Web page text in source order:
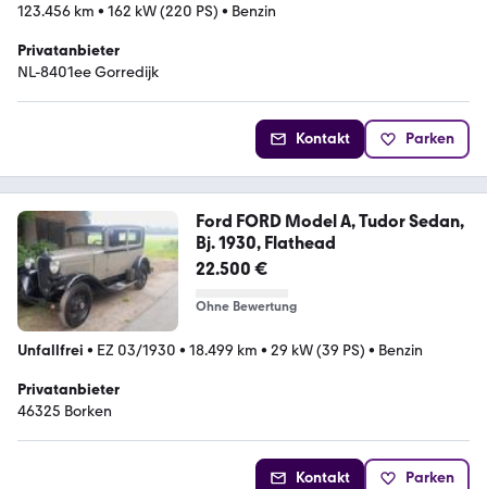
123.456 km • 162 kW (220 PS) • Benzin
Privatanbieter
NL-8401ee Gorredijk
Kontakt Parken
Ford FORD Model A, Tudor Sedan,
Bj. 1930, Flathead
22.500 €
Ohne Bewertung
Unfallfrei • EZ 03/1930 • 18.499 km • 29 kW (39 PS) • Benzin
Privatanbieter
46325 Borken
Kontakt Parken